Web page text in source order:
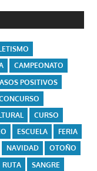
CAMPEONATO
POSITIVOS
CURSO
ESCUELA
FERIA
NAVIDAD
OTOÑO
RUTA SANGRE